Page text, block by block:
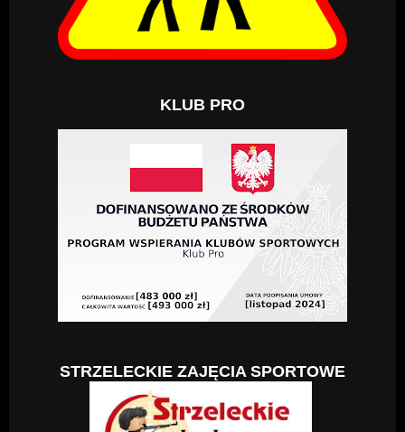
KLUB PRO
STRZELECKIE ZAJĘCIA SPORTOWE